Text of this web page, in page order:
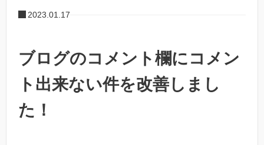
2023.01.17
ブログのコメント欄にコメン
ト出来ない件を改善しまし
た！